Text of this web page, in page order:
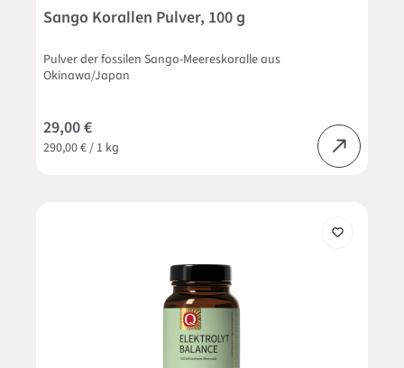
Durchschnittliche Bewertung von 4.8 von 5 Sternen
Sango Korallen Pulver, 100 g
Pulver der fossilen Sango-Meereskoralle aus
Okinawa/Japan
290,00 € / 1 kg
29,00 €